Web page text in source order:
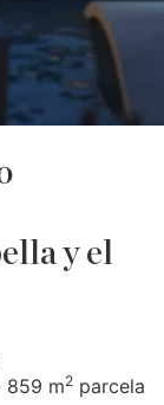
y el
859 m2 parcela